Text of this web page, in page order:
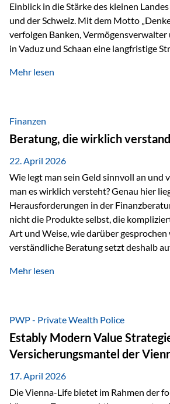
Einblick in die Stärke des kleinen
und der Schweiz. Mit dem Motto „Denken in Generationen“
verfolgen Banken, Vermögensverwalter
in Vaduz und Schaan eine langfristige
Marktzugang Liechtenstein hat sich in
verfügbaren Kennzahlen (Stand Ende
2025/2026)…
Mehr lesen
Finanzen
Beratung, die wirklich
22. April 2026
Wie legt man sein Geld sinnvoll an und
man es wirklich versteht? Genau hier
Herausforderungen in der
nicht die Produkte selbst, die
Art und Weise, wie darüber gesprochen
verständliche Beratung setzt deshalb
fünf zentrale Faktoren: eine saubere
diesem Thema liefern unter anderem die
Ansätze von Finanzexperte Klaus Rost,
für eine verständliche und…
Mehr lesen
PWP - Private Wealth Police
Estably Modern Value
Versicherungsmantel der
17. April 2026
Die Vienna-Life bietet im Rahmen der